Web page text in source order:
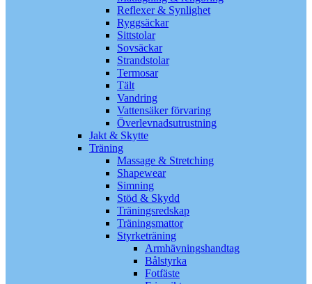
Reflexer & Synlighet
Ryggsäckar
Sittstolar
Sovsäckar
Strandstolar
Termosar
Tält
Vandring
Vattensäker förvaring
Överlevnadsutrustning
Jakt & Skytte
Träning
Massage & Stretching
Shapewear
Simning
Stöd & Skydd
Träningsredskap
Träningsmattor
Styrketräning
Armhävningshandtag
Bålstyrka
Fotfäste